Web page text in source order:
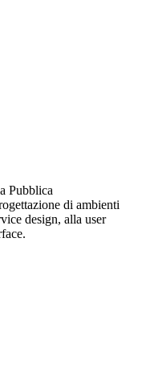
Pubblica
di ambienti
design, alla user